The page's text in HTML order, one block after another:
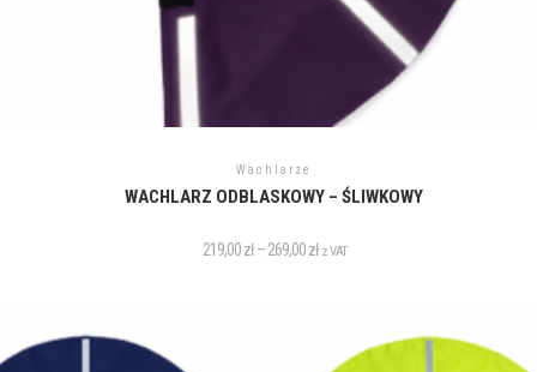
Wachlarze
WACHLARZ ODBLASKOWY – ŚLIWKOWY
219,00zł – 269,00zł z VAT